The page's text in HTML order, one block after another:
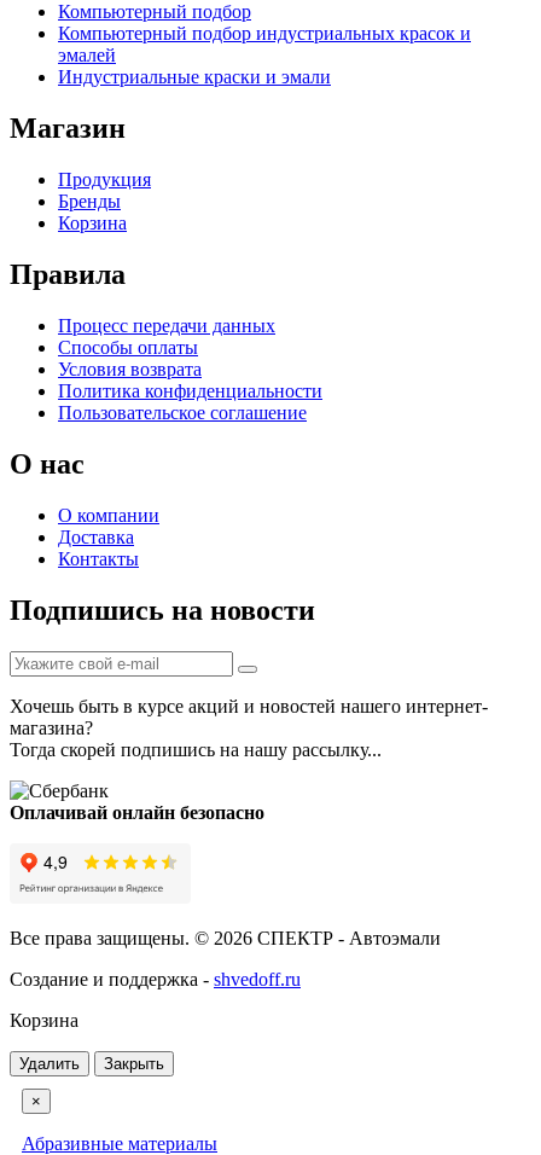
Компьютерный подбор
Компьютерный подбор индустриальных красок и
эмалей
Индустриальные краски и эмали
Магазин
Продукция
Бренды
Корзина
Правила
Процесс передачи данных
Способы оплаты
Условия возврата
Политика конфиденциальности
Пользовательское соглашение
О нас
О компании
Доставка
Контакты
Подпишись на новости
Хочешь быть в курсе акций и новостей нашего интернет-
магазина?
Тогда скорей подпишись на нашу рассылку...
Оплачивай онлайн безопасно
Все права защищены. © 2026 СПЕКТР - Автоэмали
Создание и поддержка - shvedoff.ru
Корзина
Удалить Закрыть
×
Абразивные материалы